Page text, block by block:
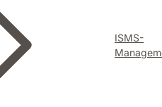
ISMS-